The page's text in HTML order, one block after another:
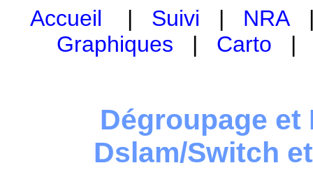
Accueil | Suivi | NRA
Graphiques | Carto
Dégroupage et
Dslam/Switch